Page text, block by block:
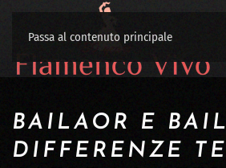
Passa al contenuto principale
BAILAOR E
DIFFERENZE